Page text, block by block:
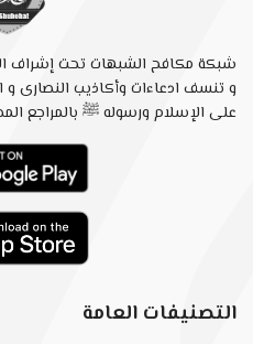
شبكة مكافح الشبهات تحت إشراف
و تنسف ادعاءات وأكاذيب النصارى و
على الإسلام ورسوله ﷺ بالمراجع
التصنيفات العامة